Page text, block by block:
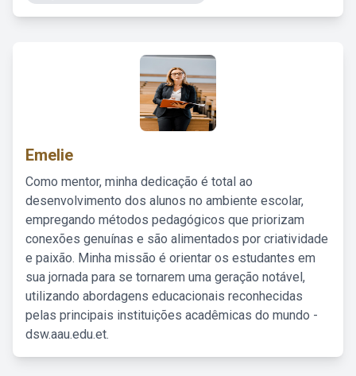
Emelie
Como mentor, minha dedicação é total ao
desenvolvimento dos alunos no ambiente escolar,
empregando métodos pedagógicos que priorizam
conexões genuínas e são alimentados por criatividade
e paixão. Minha missão é orientar os estudantes em
sua jornada para se tornarem uma geração notável,
utilizando abordagens educacionais reconhecidas
pelas principais instituições acadêmicas do mundo -
dsw.aau.edu.et.